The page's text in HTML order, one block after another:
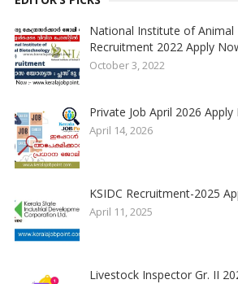
National Institute of
Recruitment 2022 Apply
October 3, 2022
Private Job April 2026 Apply
April 14, 2026
KSIDC Recruitment-2025
April 11, 2025
Livestock Inspector Gr. II